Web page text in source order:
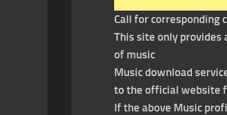
Call for corresponding
This site only
of music
Music download
to the official website
If the above Music